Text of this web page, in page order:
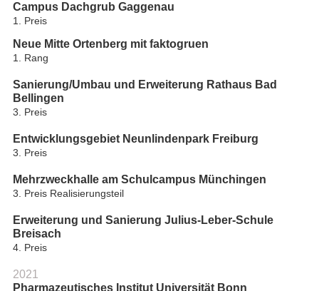
Campus Dachgrub Gaggenau
1. Preis
Neue Mitte Ortenberg mit faktogruen
1. Rang
Sanierung/Umbau und Erweiterung Rathaus Bad
Bellingen
3. Preis
Entwicklungsgebiet Neunlindenpark Freiburg
3. Preis
Mehrzweckhalle am Schulcampus Münchingen
3. Preis Realisierungsteil
Erweiterung und Sanierung Julius-Leber-Schule
Breisach
4. Preis
2021
Pharmazeutisches Institut Universität Bonn